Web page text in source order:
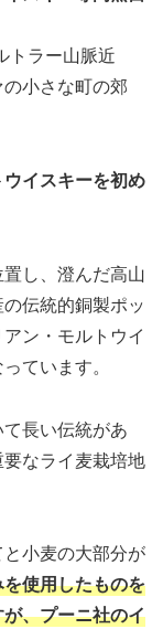
トラー山脈近
小さな町の郊
イスキーを初め
し、澄んだ高山
伝統的銅製ポッ
ン・モルトウイ
ています。
長い伝統があ
なライ麦栽培地
小麦の大部分が
使用したものを
、プーニ社のイ